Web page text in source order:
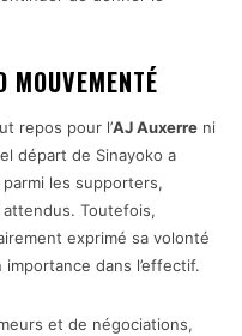
MOUVEMENTÉ
repos pour l’AJ Auxerre ni
départ de Sinayoko a
les supporters,
Toutefois,
exprimé sa volonté
dans l’effectif.
et de négociations,